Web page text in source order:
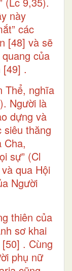
này
các
[48] và sẽ
của
[49] .
Thể, nghĩa
Người là
dựng và
thăng
Cha,
sự” (Cl
qua Hội
Người
thiên của
sơ khai
[50] . Cùng
phụ nữ